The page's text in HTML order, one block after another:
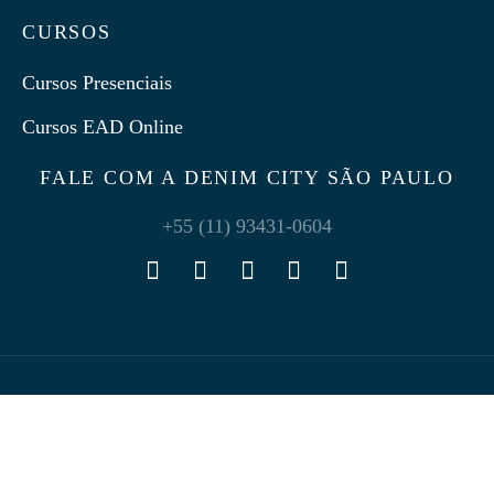
CURSOS
Cursos Presenciais
Cursos EAD Online
FALE COM A DENIM CITY SÃO PAULO
+55 (11) 93431-0604